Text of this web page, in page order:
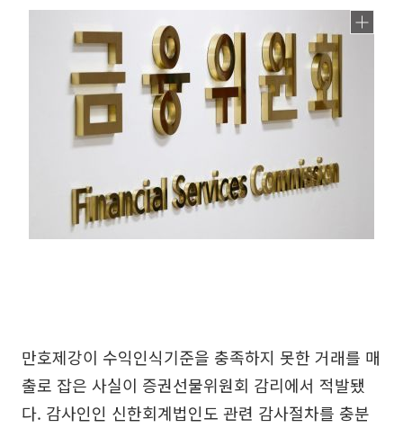
만호제강이 수익인식기준을 충족하지 못한 거래를 매
출로 잡은 사실이 증권선물위원회 감리에서 적발됐
다. 감사인인 신한회계법인도 관련 감사절차를 충분